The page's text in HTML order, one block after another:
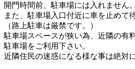
開門時間前、駐車場には入れません。
また、駐車場入口付近に車を止めて
（路上駐車は厳禁です。）
駐車場スペースが狭い為、近隣の有
駐車場をご利用下さい。
近隣住民の迷惑になる様な事は絶対